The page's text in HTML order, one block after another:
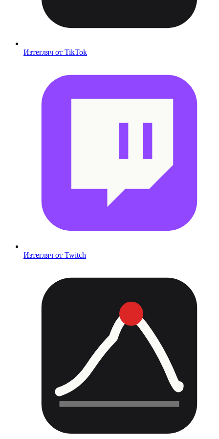
Изтегляч от TikTok
Изтегляч от Twitch